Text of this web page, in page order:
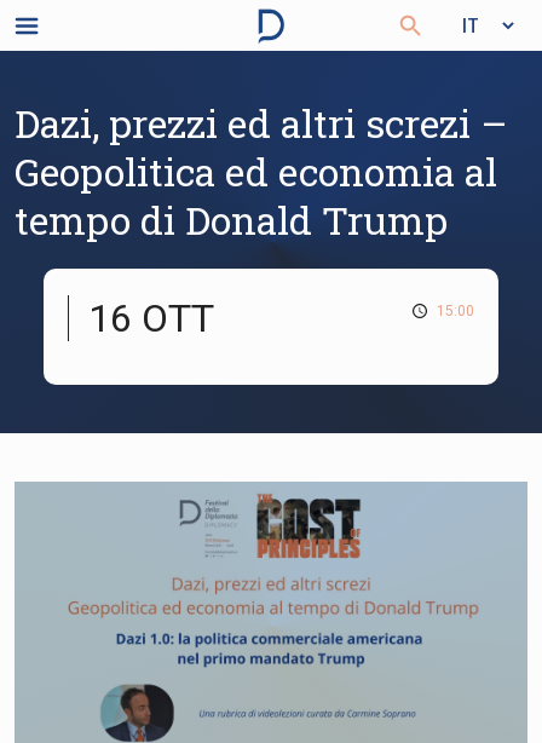
Dazi, prezzi ed altri screzi –
Geopolitica ed economia al
tempo di Donald Trump
16 OTT 15:00